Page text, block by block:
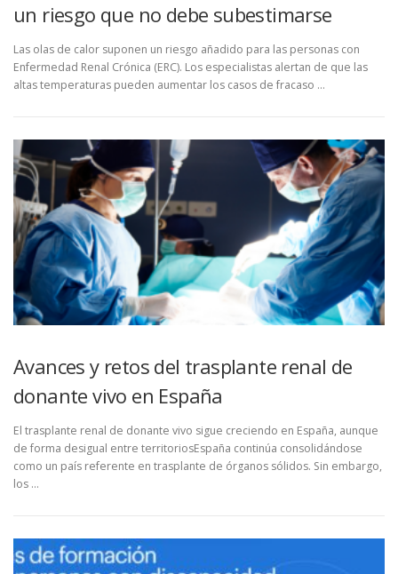
un riesgo que no debe subestimarse
Las olas de calor suponen un riesgo añadido para las personas con
Enfermedad Renal Crónica (ERC). Los especialistas alertan de que las
altas temperaturas pueden aumentar los casos de fracaso …
Avances y retos del trasplante renal de
donante vivo en España
El trasplante renal de donante vivo sigue creciendo en España, aunque
de forma desigual entre territoriosEspaña continúa consolidándose
como un país referente en trasplante de órganos sólidos. Sin embargo,
los …